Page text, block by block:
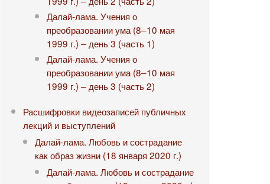
Далай-лама. Учения о
преобразовании ума (8–10 мая
1999 г.) – день 3 (часть 1)
Далай-лама. Учения о
преобразовании ума (8–10 мая
1999 г.) – день 3 (часть 2)
Расшифровки видеозаписей публичных
лекций и выступлений
Далай-лама. Любовь и сострадание
как образ жизни (18 января 2020 г.)
Далай-лама. Любовь и сострадание